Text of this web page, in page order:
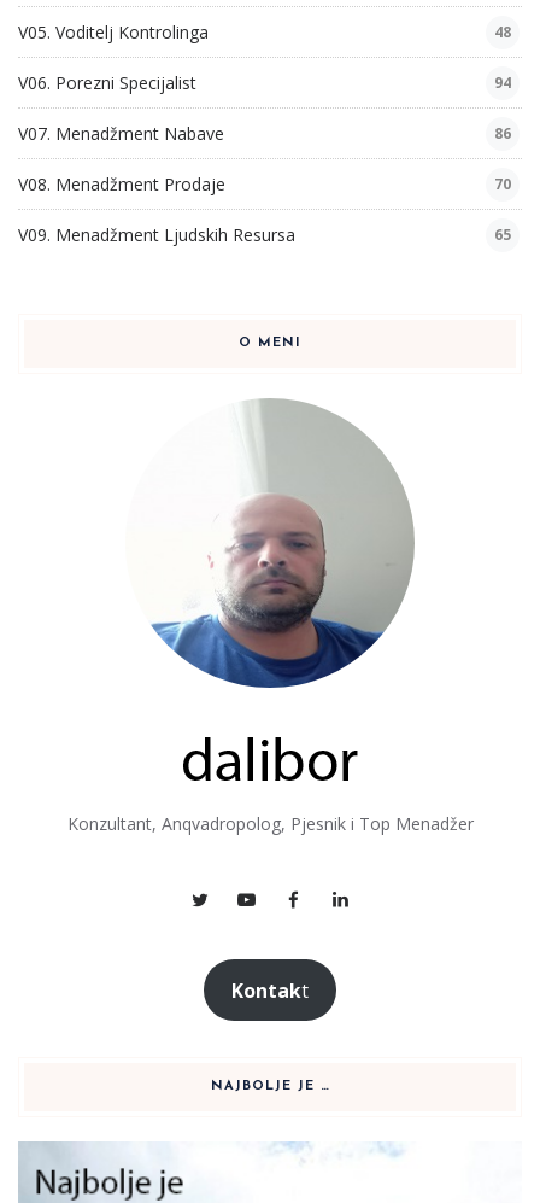
V05. Voditelj Kontrolinga 48
V06. Porezni Specijalist 94
V07. Menadžment Nabave 86
V08. Menadžment Prodaje 70
V09. Menadžment Ljudskih Resursa 65
O MENI
Konzultant, Anqvadropolog, Pjesnik i Top Menadžer
Kontakt
NAJBOLJE JE …